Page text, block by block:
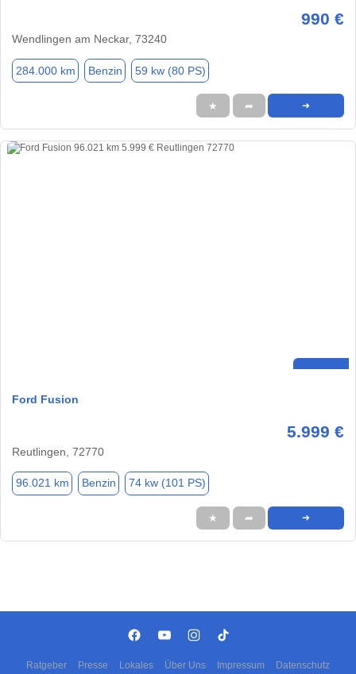
990 €
Wendlingen am Neckar, 73240
284.000 km Benzin 59 kw (80 PS)
★ ➦ ➜
Ford Fusion
5.999 €
Reutlingen, 72770
96.021 km Benzin 74 kw (101 PS)
★ ➦ ➜
Ratgeber Presse Lokales Über Uns Impressum Datenschutz